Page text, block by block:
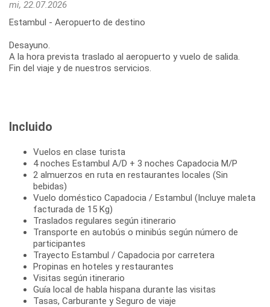
mi, 22.07.2026
Estambul - Aeropuerto de destino
Desayuno.
A la hora prevista traslado al aeropuerto y vuelo de salida.
Fin del viaje y de nuestros servicios.
Incluido
Vuelos en clase turista
4 noches Estambul A/D + 3 noches Capadocia M/P
2 almuerzos en ruta en restaurantes locales (Sin
bebidas)
Vuelo doméstico Capadocia / Estambul (Incluye maleta
facturada de 15 Kg)
Traslados regulares según itinerario
Transporte en autobús o minibús según número de
participantes
Trayecto Estambul / Capadocia por carretera
Propinas en hoteles y restaurantes
Visitas según itinerario
Guía local de habla hispana durante las visitas
Tasas, Carburante y Seguro de viaje